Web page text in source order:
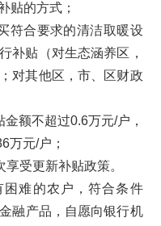
贴的方式；
合要求的清洁取暖设
补贴（对生态涵养区，
对其他区，市、区财政
额不超过0.6万元/户，
万元/户；
受更新补贴政策。
难的农户，符合条件
融产品，自愿向银行机